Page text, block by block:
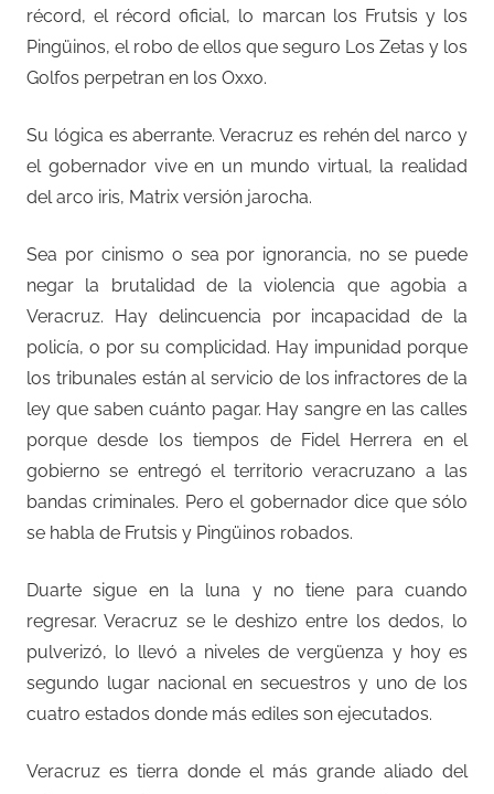
récord, el récord oficial, lo marcan los Frutsis y los
Pingüinos, el robo de ellos que seguro Los Zetas y los
Golfos perpetran en los Oxxo.
Su lógica es aberrante. Veracruz es rehén del narco y
el gobernador vive en un mundo virtual, la realidad
del arco iris, Matrix versión jarocha.
Sea por cinismo o sea por ignorancia, no se puede
negar la brutalidad de la violencia que agobia a
Veracruz. Hay delincuencia por incapacidad de la
policía, o por su complicidad. Hay impunidad porque
los tribunales están al servicio de los infractores de la
ley que saben cuánto pagar. Hay sangre en las calles
porque desde los tiempos de Fidel Herrera en el
gobierno se entregó el territorio veracruzano a las
bandas criminales. Pero el gobernador dice que sólo
se habla de Frutsis y Pingüinos robados.
Duarte sigue en la luna y no tiene para cuando
regresar. Veracruz se le deshizo entre los dedos, lo
pulverizó, lo llevó a niveles de vergüenza y hoy es
segundo lugar nacional en secuestros y uno de los
cuatro estados donde más ediles son ejecutados.
Veracruz es tierra donde el más grande aliado del